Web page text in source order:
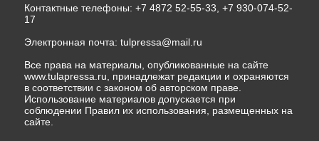
Контактные телефоны: +7 4872 52-55-33, +7 930-074-52-
17
Электронная почта: tulpressa@mail.ru
Все права на материалы, опубликованные на сайте
www.tulapressa.ru, принадлежат редакции и охраняются
в соответствии с законом об авторском праве.
Использование материалов допускается при
соблюдении Правил их использования, размещенных на
сайте.